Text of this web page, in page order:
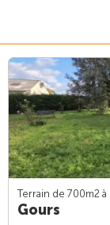
Terrain de 700m2 à
Gours